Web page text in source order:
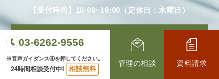
【受付時間】10:00~19:00（定休日：水曜日）
メールお問い合わせ
LINEお問い合わせ
03-6262-9556
※音声ガイダンス④を押してください。
24時間相談受付中! 相談無料
管理の相談 資料請求